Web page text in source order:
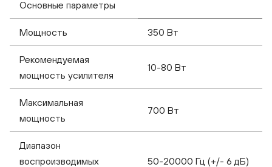
Основные параметры
Мощность 350 Вт
Рекомендуемая
мощность усилителя
10-80 Вт
Максимальная
мощность
700 Вт
Диапазон
воспроизводимых
50-20000 Гц (+/- 6 дБ)